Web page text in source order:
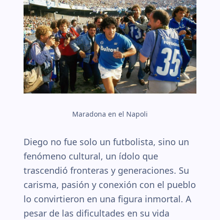
Maradona en el Napoli
Diego no fue solo un futbolista, sino un
fenómeno cultural, un ídolo que
trascendió fronteras y generaciones. Su
carisma, pasión y conexión con el pueblo
lo convirtieron en una figura inmortal. A
pesar de las dificultades en su vida